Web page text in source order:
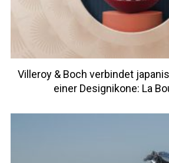
Villeroy & Boch verbindet
einer Designikone: La